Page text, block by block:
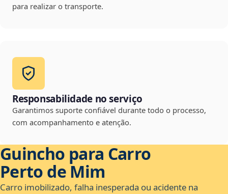
para realizar o transporte.
Responsabilidade no serviço
Garantimos suporte confiável durante todo o processo,
com acompanhamento e atenção.
Guincho para Carro
Perto de Mim
Carro imobilizado, falha inesperada ou acidente na